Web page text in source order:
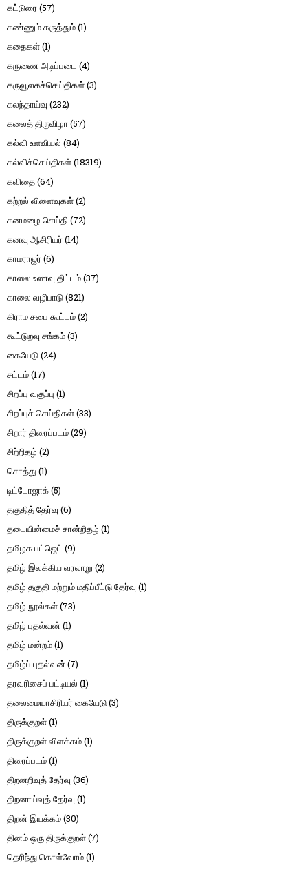
கட்டுரை (57)
கண்ணும் கருத்தும்(1)
கதைகள்(1)
கருணை அடிப்படை (4)
கருவூலகச்செய்திகள்(3)
கலந்தாய்வு (232)
கலைத் திருவிழா (57)
கல்வி உளவியல் (84)
கல்விச்செய்திகள்(18319)
கவிதை(64)
கற்றல் விளைவுகள்(2)
கனமழை செய்தி(72)
கனவு ஆசிரியர் (14)
காமராஜர் (6)
காலை உணவு திட்டம்(37)
காலை வழிபாடு(821)
கிராம சபை கூட்டம்(2)
கூட்டுறவு சங்கம்(3)
கையேடு(24)
சட்டம்(17)
சிறப்பு வகுப்பு (1)
சிறப்புச் செய்திகள்(33)
சிறார் திரைப்படம்(29)
சிற்றிதழ் (2)
சொத்து(1)
டிட்டோஜாக்(5)
தகுதித் தேர்வு (6)
தடையின்மைச் சான்றிதழ் (1)
தமிழக பட்ஜெட் (9)
தமிழ் இலக்கிய வரலாறு (2)
தமிழ் தகுதி மற்றும் மதிப்பீட்டு தேர்வு (1)
தமிழ் நூல்கள்(73)
தமிழ் புதல்வன் (1)
தமிழ் மன்றம்(1)
தமிழ்ப் புதல்வன் (7)
தரவரிசைப் பட்டியல் (1)
தலைமையாசிரியர் கையேடு(3)
திருக்குறள்(1)
திருக்குறள் விளக்கம்(1)
திரைப்படம்(1)
திறனறிவுத் தேர்வு (36)
திறனாய்வுத் தேர்வு (1)
திறன் இயக்கம்(30)
தினம் ஒரு திருக்குறள்(7)
தெரிந்து கொள்வோம்(1)